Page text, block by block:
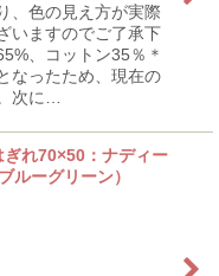
、色の見え方が実際
いますのでご了承下
、コットン35％＊
なったため、現在の
次に…
ぎれ70×50：ナディー
ルーグリーン）